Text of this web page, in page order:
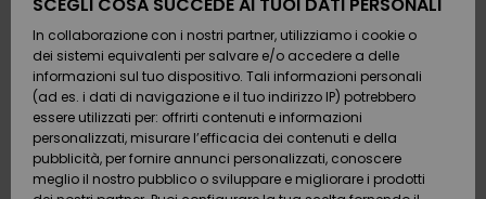
Calzature
e
infradito
Surf /
Acqua
Calzature
e
infradito
Surf /
Acqua
Da
Scoprire
Snow
SURF
Highlights
Comunità
SNOW
Snow
Shop
Donna
OUTLET
Outlet
Donna
Pagamento
Buono regalo
Quiksilver
Freedom
In collaborazione con i nostri partner, utilizziamo i cookie o
dei sistemi equivalenti per salvare e/o accedere a delle
informazioni sul tuo dispositivo. Tali informazioni personali
(ad es. i dati di navigazione e il tuo indirizzo IP) potrebbero
essere utilizzati per: offrirti contenuti e informazioni
personalizzati, misurare l’efficacia dei contenuti e della
pubblicità, per fornire annunci personalizzati, conoscere
meglio il nostro pubblico o sviluppare e migliorare i prodotti